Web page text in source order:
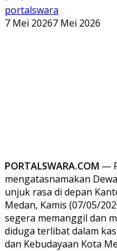
portalswara
7 Mei 20267 Mei 2026
PORTALSWARA.COM —
mengatasnamakan
unjuk rasa di depan
Medan, Kamis (07/05/
segera memanggil dan
diduga terlibat dalam
dan Kebudayaan Kota